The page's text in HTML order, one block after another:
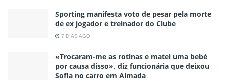
Sporting manifesta voto de pesar pela morte
de ex jogador e treinador do Clube
7 DIAS AGO
«Trocaram-me as rotinas e matei uma bebé
por causa disso», diz funcionária que deixou
Sofia no carro em Almada